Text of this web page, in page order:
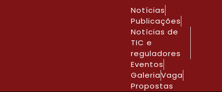
Notícias
Publicações
Notícias de
TIC e
reguladores
Eventos
GaleriaVaga
Propostas